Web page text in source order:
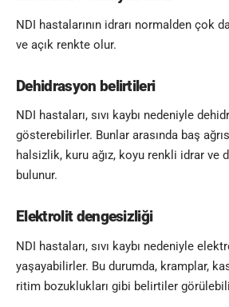
NDI hastalarının idrarı normalden çok
ve açık renkte olur.
Dehidrasyon belirtileri
NDI hastaları, sıvı kaybı nedeniyle
gösterebilirler. Bunlar arasında baş
halsizlik, kuru ağız, koyu renkli idrar ve
bulunur.
Elektrolit dengesizliği
NDI hastaları, sıvı kaybı nedeniyle
yaşayabilirler. Bu durumda, kramplar,
ritim bozuklukları gibi belirtiler